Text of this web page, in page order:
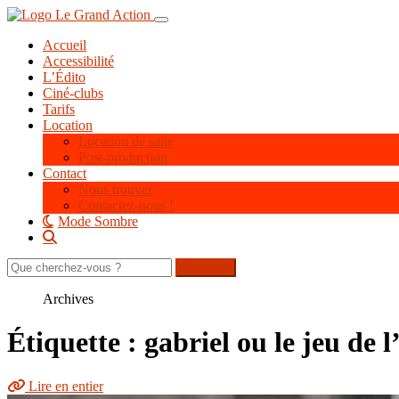
Aller
contenu
principal
Toggle navigation
Accueil
Accessibilité
L’Édito
Ciné-clubs
Tarifs
Location
Location de salle
Post-production
Contact
Nous trouver
Contactez-nous !
Mode Sombre
Rechercher
sur
Archives
Étiquette : gabriel ou le jeu de
Lire en entier